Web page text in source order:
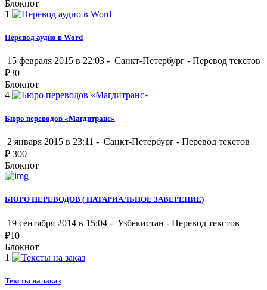
Блокнот
1
Перевод аудио в Word
15 февраля 2015 в 22:03 - Санкт-Петербург - Перевод текстов
₽30
Блокнот
4
Бюро переводов «Магдитранс»
2 января 2015 в 23:11 - Санкт-Петербург - Перевод текстов
₽ 300
Блокнот
БЮРО ПЕРЕВОДОВ ( НАТАРИАЛЬНОЕ ЗАВЕРЕНИЕ)
19 сентября 2014 в 15:04 - Узбекистан - Перевод текстов
₽10
Блокнот
1
Тексты на заказ